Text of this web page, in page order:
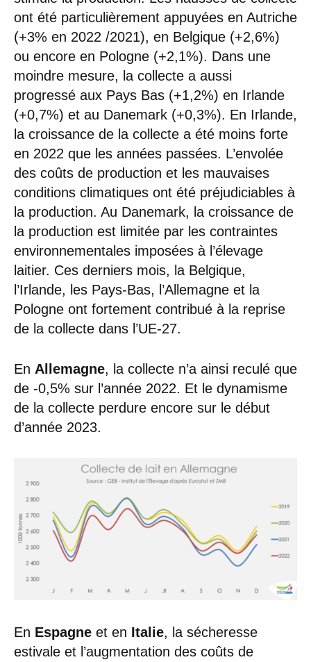
ont été particulièrement appuyées en Autriche
(+3% en 2022 /2021), en Belgique (+2,6%)
ou encore en Pologne (+2,1%). Dans une
moindre mesure, la collecte a aussi
progressé aux Pays Bas (+1,2%) en Irlande
(+0,7%) et au Danemark (+0,3%). En Irlande,
la croissance de la collecte a été moins forte
en 2022 que les années passées. L’envolée
des coûts de production et les mauvaises
conditions climatiques ont été préjudiciables à
la production. Au Danemark, la croissance de
la production est limitée par les contraintes
environnementales imposées à l’élevage
laitier. Ces derniers mois, la Belgique,
l’Irlande, les Pays-Bas, l’Allemagne et la
Pologne ont fortement contribué à la reprise
de la collecte dans l’UE-27.
En Allemagne, la collecte n’a ainsi reculé que
de -0,5% sur l’année 2022. Et le dynamisme
de la collecte perdure encore sur le début
d’année 2023.
En Espagne et en Italie, la sécheresse
estivale et l’augmentation des coûts de